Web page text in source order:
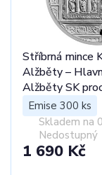
Stříbrná mince
Alžběty –
Alžběty SK
Emise 300 ks
Skladem na
Nedostupný
1 690 Kč